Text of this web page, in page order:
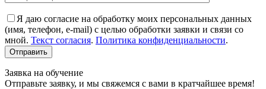
Я даю согласие на обработку моих персональных данных
(имя, телефон, e-mail) с целью обработки заявки и связи со
мной. Текст согласия. Политика конфиденциальности.
Заявка на обучение
Отправьте заявку, и мы свяжемся с вами в кратчайшее время!